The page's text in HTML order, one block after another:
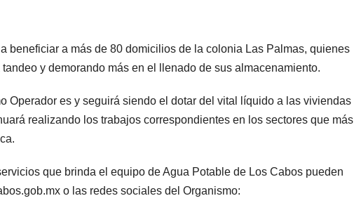
beneficiar a más de 80 domicilios de la colonia Las Palmas, quienes
y demorando más en el llenado de sus almacenamiento.
Operador es y seguirá siendo el dotar del vital líquido a las viviendas
realizando los trabajos correspondientes en los sectores que más
que brinda el equipo de Agua Potable de Los Cabos pueden
o las redes sociales del Organismo: